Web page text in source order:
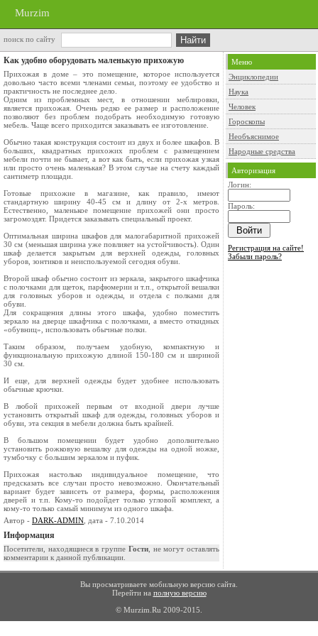
Murzim
поиск по сайту
Как удобно оборудовать маленькую прихожую
Прихожая в доме – это помещение, которое используется
довольно часто всеми членами семьи, поэтому ее удобство и
практичность не последнее дело.
Одним из проблемных мест, в отношении меблировки,
является прихожая. Очень редко ее размер и расположение
позволяют без проблем подобрать необходимую готовую
мебель. Чаще всего приходится заказывать ее изготовление.
Обычно такая конструкция состоит из двух и более шкафов. В
больших, квадратных прихожих проблем с размещением
мебели почти не бывает, а вот как быть, если прихожая узкая
или просто очень маленькая? В этом случае на счету каждый
сантиметр площади.
Готовые прихожие в магазине, как правило, имеют
стандартную ширину 40-45 см и длину от 2-х метров.
Естественно, маленькое помещение прихожей они просто
загромоздят. Придется заказывать специальный проект.
Оптимальная ширина шкафов для малогабаритной прихожей
30 см (меньшая ширина уже повлияет на устойчивость). Один
шкаф делается закрытым для верхней одежды, головных
уборов, зонтиков и неиспользуемой сегодня обуви.
Второй шкаф обычно состоит из зеркала, закрытого шкафчика
с полочками для щеток, парфюмерии и т.п., открытой вешалки
для головных уборов и одежды, и отдела с полками для
обуви.
Для сокращения длины этого шкафа, удобно поместить
зеркало на дверце шкафчика с полочками, а вместо откидных
«обувниц», использовать обычные полки.
Таким образом, получаем удобную, компактную и
функциональную прихожую длиной 150-180 см и шириной
30 см.
И еще, для верхней одежды будет удобнее использовать
обычные крючки.
В любой прихожей первым от входной двери лучше
установить открытый шкаф для одежды, головных уборов и
обуви, эта секция в мебели должна быть крайней.
В большом помещении будет удобно дополнительно
установить рожковую вешалку для одежды на одной ножке,
тумбочку с большим зеркалом и пуфик.
Прихожая настолько индивидуальное помещение, что
предсказать все случаи просто невозможно. Окончательный
вариант будет зависеть от размера, формы, расположения
дверей и т.п. Кому-то подойдет только угловой комплект, а
кому-то только самый минимум из одного шкафа.
Автор - DARK-ADMIN , дата - 7.10.2014
Информация
Посетители, находящиеся в группе Гости, не могут оставлять
комментарии к данной публикации.
Меню
Энциклопедии
Наука
Человек
Гороскопы
Необъяснимое
Народные средства
Авторизация
Логин:
Пароль:
Регистрация на сайте!
Забыли пароль?
Вы просматриваете мобильную версию сайта.
Перейти на полную версию
© Murzim.Ru 2009-2015.